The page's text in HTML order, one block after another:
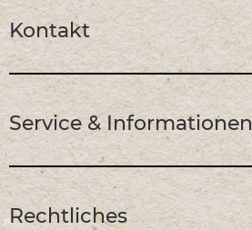
Kontakt
Service & Informationen
Rechtliches